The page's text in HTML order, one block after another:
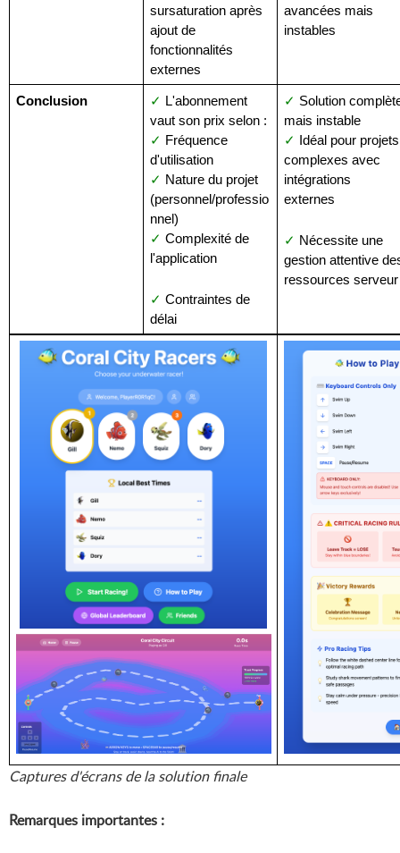
sursaturation après
ajout de
fonctionnalités
externes
avancées mais
instables
Conclusion ✓ L'abonnement
vaut son prix selon :
✓ Fréquence
d'utilisation
✓ Nature du projet
(personnel/professio
nnel)
✓ Complexité de
l'application
✓ Contraintes de
délai
✓ Solution
mais instable
✓
Idéal pour projets
complexes avec
intégrations
externes
✓ Nécessite une
gestion attentive
ressources serveur
Captures d'écrans de la solution finale
Remarques importantes :